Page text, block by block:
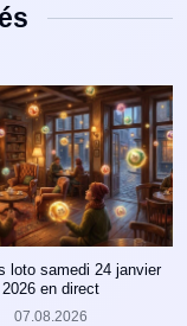
loto samedi 24 janvier
2026 en direct
07.08.2026